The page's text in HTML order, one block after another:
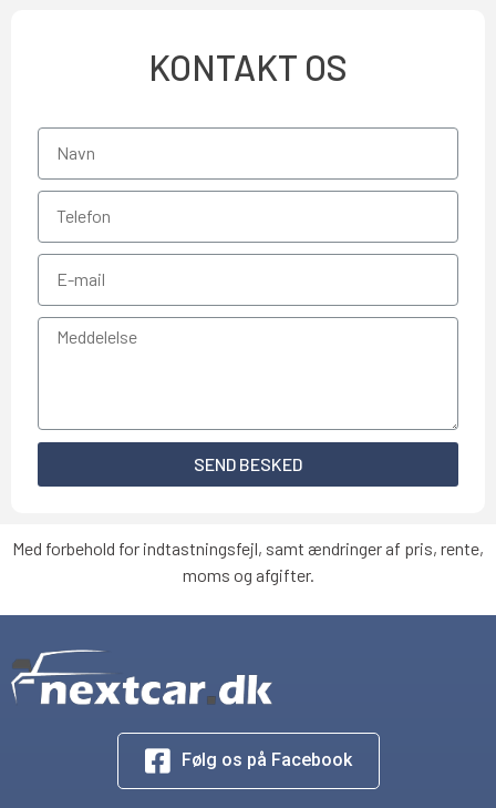
KONTAKT OS
SEND BESKED
Med forbehold for indtastningsfejl, samt ændringer af pris, rente,
moms og afgifter.
Følg os på Facebook